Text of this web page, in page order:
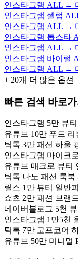
인스타그램 ALL →
인스타그램 셀럽
인스타그램 ALL →
인스타그램 톱스타
인스타그램 ALL →
인스타그램 바이럴
인스타그램 ALL →
+ 20개 더 많은 옵션
빠른 검색 바로가
인스타그램 5만 뷰
유튜브 10만 푸드 리
틱톡 3만 패션 하울
인스타그램 마이크
유튜브 매크로 뷰티
틱톡 나노 패션 룩북
릴스 1만 뷰티 일반
쇼츠 2만 패션 브랜
네이버블로그 5천
인스타그램 1만5천
틱톡 7만 고프코어
유튜브 50만 미니멀